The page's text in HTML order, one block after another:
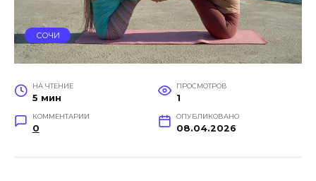
СОЧИ
НА ЧТЕНИЕ
5 мин
ПРОСМОТРОВ
1
КОММЕНТАРИИ
0
ОПУБЛИКОВАНО
08.04.2026